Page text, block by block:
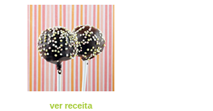
ver receita